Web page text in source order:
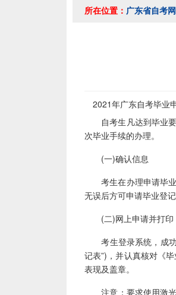
所在位置： 广东省自考网
2021年广东自考毕业
自考生凡达到毕业要
次毕业手续的办理。
(一)确认信息
考生在办理申请毕业
无误后方可申请毕业登记
(二)网上申请并打印
考生登录系统，成功
记表”)，并认真核对《
表现及盖章。
注意：要求使用激光